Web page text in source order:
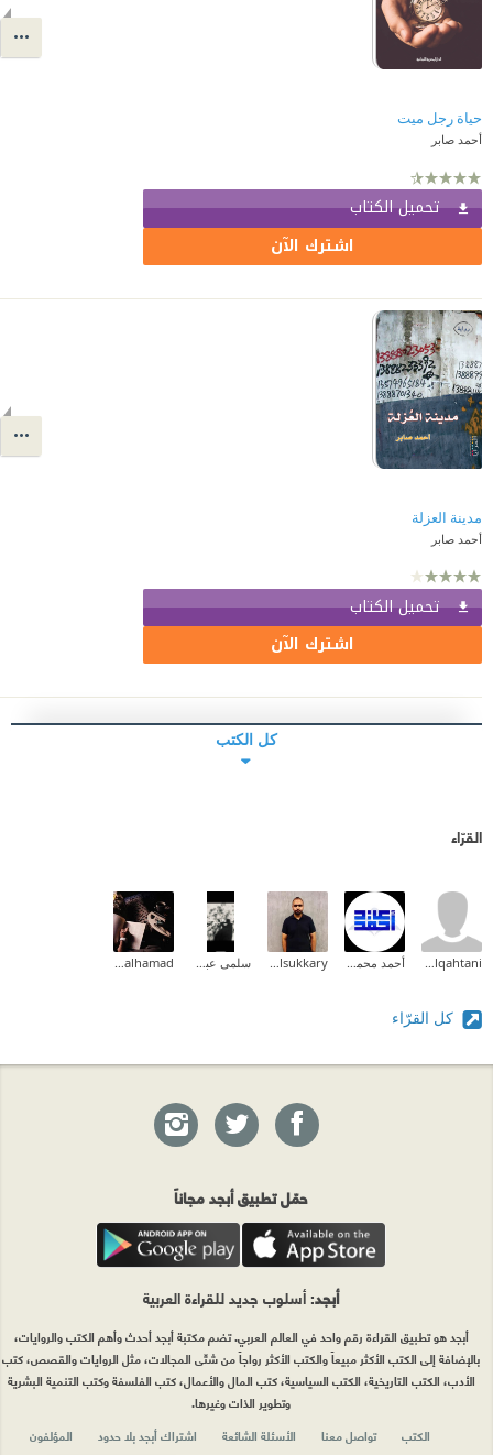
حياة رجل ميت
أحمد صابر
تحميل الكتاب
اشترك الآن
مدينة العزلة
أحمد صابر
تحميل الكتاب
اشترك الآن
كل الكتب
القرّاء
كل القرّاء
حمّل تطبيق أبجد مجاناً
أبجد: أسلوب جديد للقراءة العربية
أبجد هو تطبيق القراءة رقم واحد في العالم العربي. تضم مكتبة أبجد أحدث وأهم الكتب والروايات،
بالإضافة إلى الكتب الأكثر مبيعاً والكتب الأكثر رواجاً من شتّى المجالات، مثل الروايات والقصص، كتب
الأدب، الكتب التاريخية، الكتب السياسية، كتب المال والأعمال، كتب الفلسفة وكتب التنمية البشرية
وتطوير الذات وغيرها.
الكتب
تواصل معنا الأسئلة الشائعة اشتراك أبجد بلا حدود المؤلفون